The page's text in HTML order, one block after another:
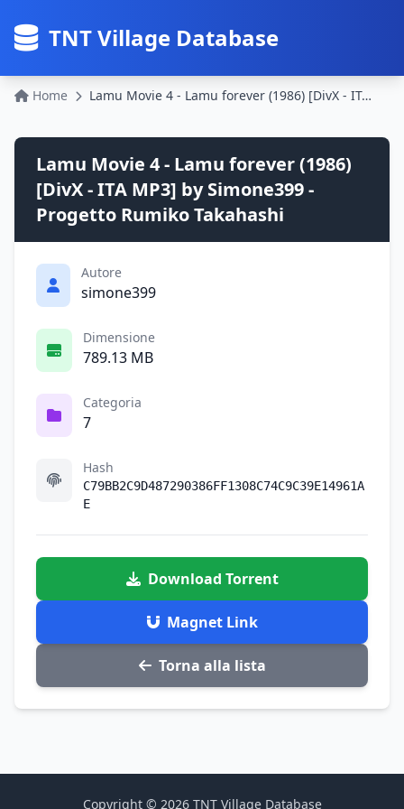
TNT Village Database
Home Lamu Movie 4 - Lamu forever (1986) [DivX - ITA MP3] by Simone399 - Progetto Rumiko Takahashi
Lamu Movie 4 - Lamu forever (1986)
[DivX - ITA MP3] by Simone399 -
Progetto Rumiko Takahashi
Autore
simone399
Dimensione
789.13 MB
Categoria
7
Hash
C79BB2C9D487290386FF1308C74C9C39E14961A
E
Download Torrent
Magnet Link
Torna alla lista
Copyright © 2026 TNT Village Database